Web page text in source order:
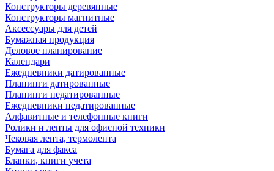
Конструкторы деревянные
Конструкторы магнитные
Аксессуары для детей
Бумажная продукция
Деловое планирование
Календари
Ежедневники датированные
Планинги датированные
Планинги недатированные
Ежедневники недатированные
Алфавитные и телефонные книги
Ролики и ленты для офисной техники
Чековая лента, термолента
Бумага для факса
Бланки, книги учета